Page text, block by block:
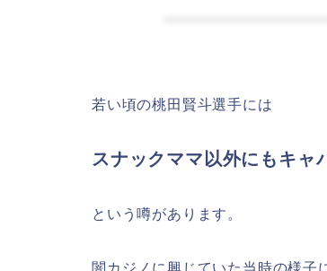
若い頃の桃田賢斗選手には
スナックママ以外にもキャ
という噂があります。
闇カジノに興じていた当時の様子